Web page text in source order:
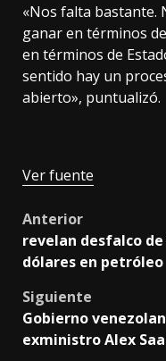
«Nos falta bastante.
ganar en términos
en términos de
sentido hay un
abierto», puntualizó.
Ver fuente
Post
navigation
Anterior
revelan desfalco
dólares en petróleo
Siguiente
Gobierno
exministro Alex